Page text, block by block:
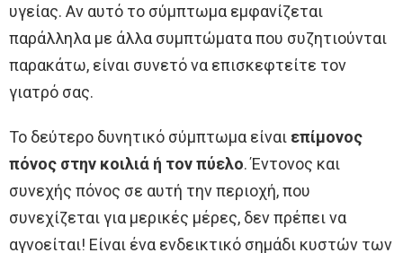
υγείας. Αν αυτό το σύμπτωμα εμφανίζεται
παράλληλα με άλλα συμπτώματα που συζητιούνται
παρακάτω, είναι συνετό να επισκεφτείτε τον
γιατρό σας.
Το δεύτερο δυνητικό σύμπτωμα είναι επίμονος
πόνος στην κοιλιά ή τον πύελο. Έντονος και
συνεχής πόνος σε αυτή την περιοχή, που
συνεχίζεται για μερικές μέρες, δεν πρέπει να
αγνοείται! Είναι ένα ενδεικτικό σημάδι κυστών των